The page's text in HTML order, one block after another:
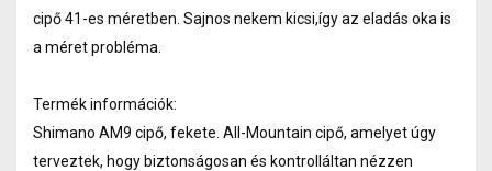
cipő 41-es méretben. Sajnos nekem kicsi,így az eladás oka is
a méret probléma.
Termék információk:
​​​​​Shimano AM9 cipő, fekete. All-Mountain cipő, amelyet úgy
terveztek, hogy biztonságosan és kontrolláltan nézzen